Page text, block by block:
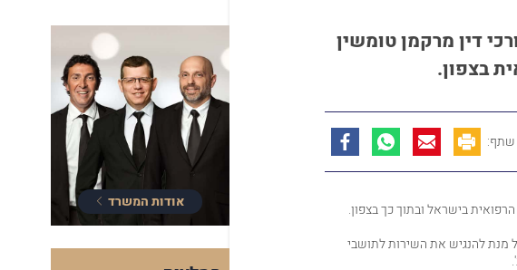
דיןמרקמןטומשין
בצפון.
שתף:
בישראל ובתוך כך בצפון.
מנת להנגיש את השירות לתושבי
אודות המשרד